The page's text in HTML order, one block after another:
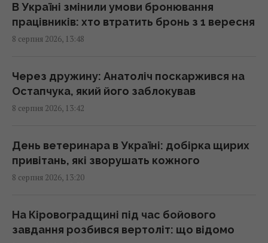
Перший титульний поєдинок Олександра
Хижняка: вечір Usyk 17 Promotions
13:38 субота, 08 серпня 2026
На один знак Зодіаку ось-ось чекає
випробувань
13:23 субота, 08 серпня 2026
системи проти дронів
13:13 субота, 08 серпня 2026
В Україні змінили умови бронювання
працівників: хто втратить бронь з 1 вересня
8 серпня 2026, 13:48
Через дружину: Анатоліч поскаржився на
Остапчука, який його заблокував
8 серпня 2026, 13:42
День ветеринара в Україні: добірка щирих
привітань, які зворушать кожного
8 серпня 2026, 13:20
На Кіровоградщині під час бойового
завдання розбився вертоліт: що відомо